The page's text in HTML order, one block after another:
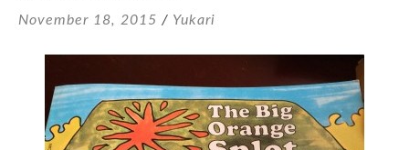
November 18, 2015 / Yukari